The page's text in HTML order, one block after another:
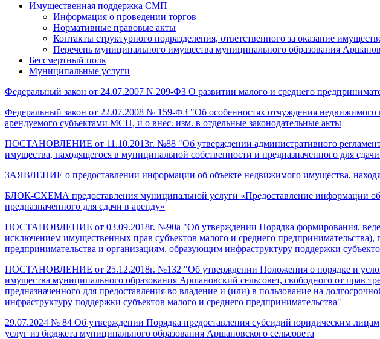
Имущественная поддержка СМП
Информация о проведении торгов
Нормативные правовые акты
Контакты структурного подразделения, ответственного за оказание
Перечень муниципального имущества муниципального образования
Бессмертный полк
Муниципальные услуги
Федеральный закон от 24.07.2007 N 209-ФЗ О развитии малого и среднего
Федеральный закон от 22.07.2008 № 159-ФЗ "Об особенностях отчуждения
арендуемого субъектами МСП, и о внес. изм. в отдельные законодательные акты
ПОСТАНОВЛЕНИЕ от 11.10.2013г. №88 "Об утверждении административного
имущества, находящегося в муниципальной собственности и предназначенного для
ЗАЯВЛЕНИЕ о предоставлении информации об объекте недвижимого имущества,
БЛОК-СХЕМА предоставления муниципальной услуги «Предоставление информации
предназначенного для сдачи в аренду»
ПОСТАНОВЛЕНИЕ от 03.09.2018г. №90а "Об утверждении Порядка формирования,
исключением имущественных прав субъектов малого и среднего предпринимательства),
предпринимательства и организациям, образующим инфраструктуру поддержки
ПОСТАНОВЛЕНИЕ от 25.12.2018г. №132 "Об утверждении Положения о порядке и
имущества муниципального образования Аршановский сельсовет, свободного от прав
предназначенного для предоставления во владение и (или) в пользование на
инфраструктуру поддержки субъектов малого и среднего предпринимательства"
29.07.2024 № 84 Об утверждении Порядка предоставления субсидий юридическим
услуг из бюджета муниципального образования Аршановского сельсовета